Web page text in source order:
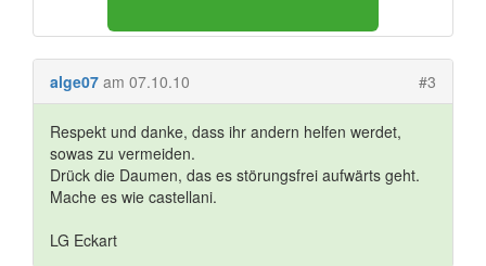
alge07 am 07.10.10 #3
Respekt und danke, dass ihr andern helfen werdet,
sowas zu vermeiden.
Drück die Daumen, das es störungsfrei aufwärts geht.
Mache es wie castellani.
LG Eckart